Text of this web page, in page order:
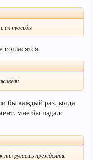
их просьбы
согласятся.
бы каждый раз, когда
мне бы падало
ты ругаешь президента.